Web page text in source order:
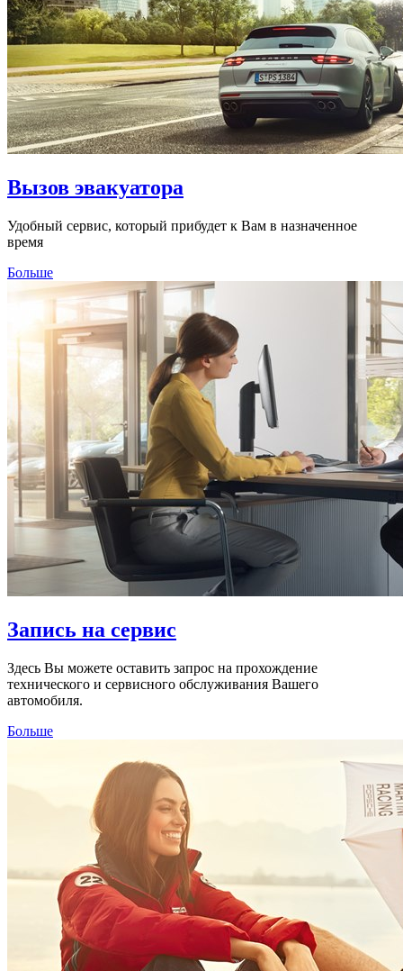
Вызов эвакуатора
Удобный сервис, который прибудет к Вам в назначенное
время
Больше
Запись на сервис
Здесь Вы можете оставить запрос на прохождение
технического и сервисного обслуживания Вашего
автомобиля.
Больше